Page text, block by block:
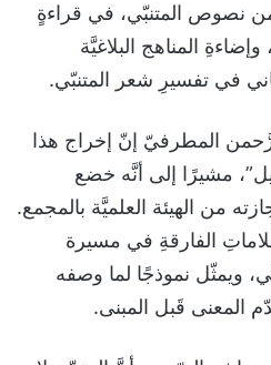
من نصوص المتنبّي، في قراءةٍ
المناهج البلاغيَّة
في تفسيرِ شعر المتنبّي.
المطرفيّ إنّ إخراج هذا
مشيرًا إلى أنَّه خضع
من الهيئة العلميَّة بالمجمع.
الفارقةِ في مسيرة
ويمثّل نموذجًا لما وصفه
المعنى قَبل المبنى.